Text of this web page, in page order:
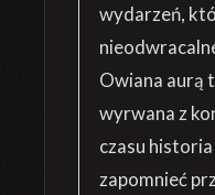
wydarzeń,
Owiana aurą
wyrwana z
czasu
zapomnieć